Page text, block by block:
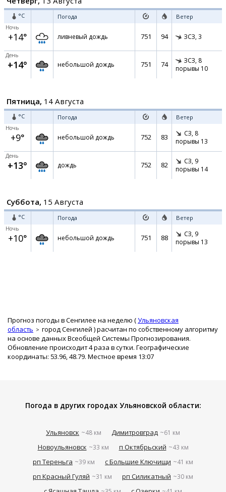
°C Погода Ветер
Ночь
+14° ливневый дождь 751 94 ЗСЗ, 3
День
+14° небольшой дождь 751 74 ЗСЗ, 8
порывы 10
Пятница, 14 Августа
°C Погода Ветер
Ночь
+9° небольшой дождь 752 83 СЗ, 8
порывы 13
День
+13° дождь 752 82 СЗ, 9
порывы 14
Суббота, 15 Августа
°C Погода Ветер
Ночь
+10° небольшой дождь 751 88 СЗ, 9
порывы 13
Прогноз погоды в Сенгилее на неделю (Ульяновская
область
город Сенгилей ) расчитан по собственному алгоритму
на основе данных Всеобщей Системы Прогнозирования.
Обновление происходит 4 раза в сутки. Географические
координаты: 53.96, 48.79. Местное время 13:07
Погода в других городах Ульяновской области:
Ульяновск ~48 км Димитровград ~61 км
Новоульяновск ~33 км п Октябрьский ~43 км
рп Тереньга ~39 км с Большие Ключищи ~41 км
рп Красный Гуляй ~31 км рп Силикатный ~30 км